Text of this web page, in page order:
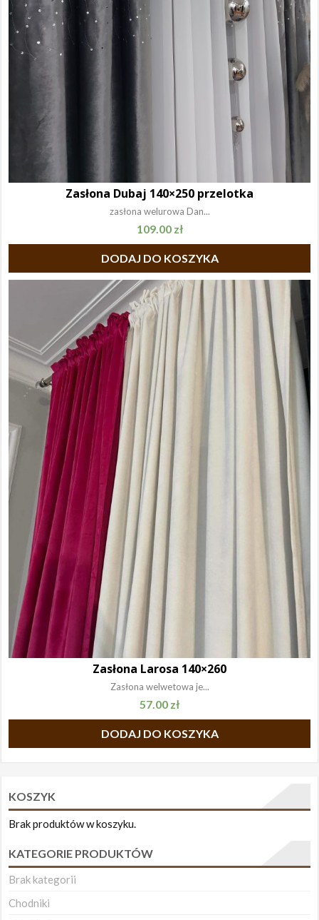
Zasłona Dubaj 140×250 przelotka
zasłona welurowa Dan...
109.00 zł
DODAJ DO KOSZYKA
Zasłona Larosa 140×260
Zasłona welwetowa je...
57.00 zł
DODAJ DO KOSZYKA
KOSZYK
Brak produktów w koszyku.
KATEGORIE PRODUKTÓW
Brak kategorii
Chodniki